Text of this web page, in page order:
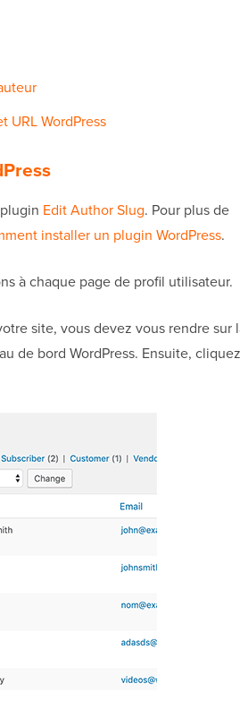
URL WordPress
Edit Author Slug. Pour plus de
installer un plugin WordPress.
à chaque page de profil utilisateur.
site, vous devez vous rendre sur
de bord WordPress. Ensuite,